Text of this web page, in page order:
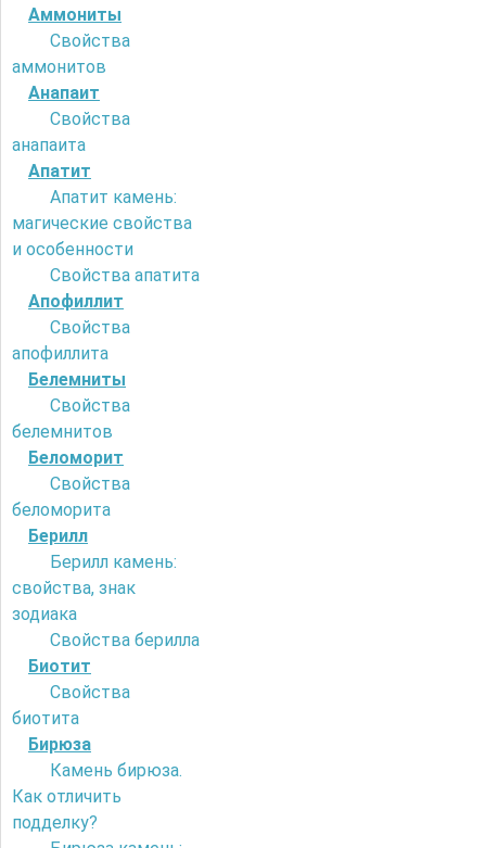
Аммониты
Свойства
аммонитов
Анапаит
Свойства
анапаита
Апатит
Апатит камень:
магические свойства
и особенности
Свойства апатита
Апофиллит
Свойства
апофиллита
Белемниты
Свойства
белемнитов
Беломорит
Свойства
беломорита
Берилл
Берилл камень:
свойства, знак
зодиака
Свойства берилла
Биотит
Свойства
биотита
Бирюза
Камень бирюза.
Как отличить
подделку?